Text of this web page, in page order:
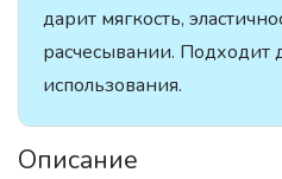
дарит мягкость,
расчесывании. Подходит
использования.
Описание